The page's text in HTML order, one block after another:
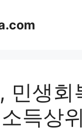
민생
득상